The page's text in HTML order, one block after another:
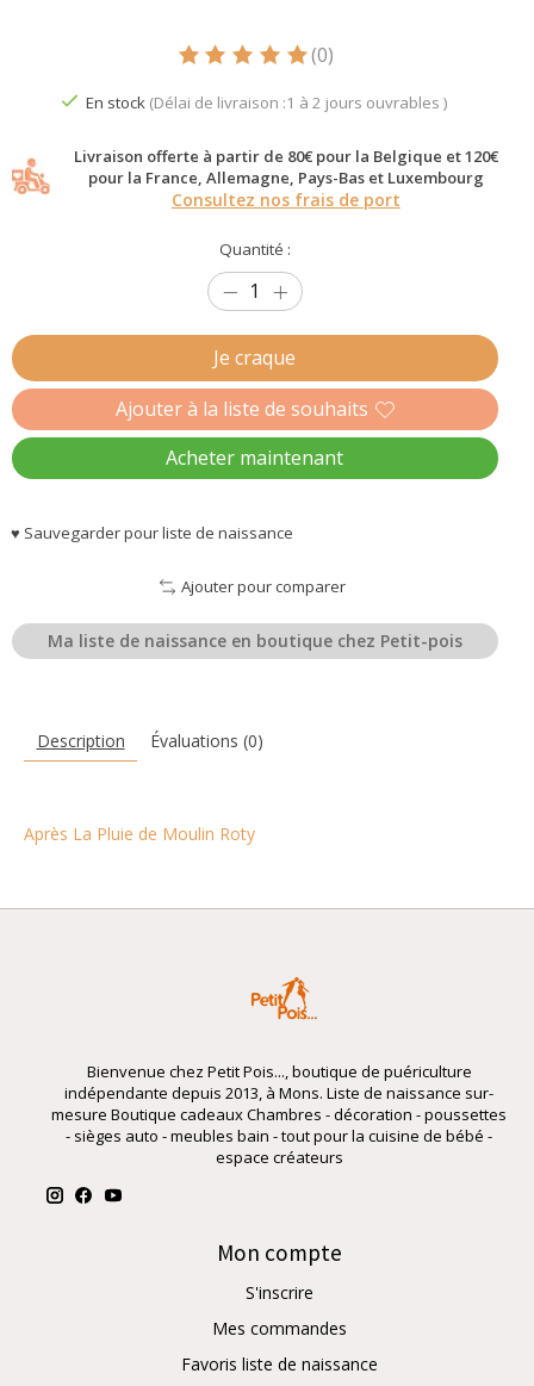
Ce produit est évalué à
(0)
En stock (Délai de livraison :1 à 2 jours ouvrables )
Livraison offerte à partir de 80€ pour la Belgique et 120€
pour la France, Allemagne, Pays-Bas et Luxembourg
Consultez nos frais de port
Quantité :
Je craque
Ajouter à la liste de souhaits
Acheter maintenant
♥ Sauvegarder pour liste de naissance
Ajouter pour comparer
Ma liste de naissance en boutique chez Petit-pois
Description Évaluations (0)
Après La Pluie de Moulin Roty
Bienvenue chez Petit Pois..., boutique de puériculture
indépendante depuis 2013, à Mons. Liste de naissance sur-
mesure Boutique cadeaux Chambres - décoration - poussettes
- sièges auto - meubles bain - tout pour la cuisine de bébé -
espace créateurs
Mon compte
S'inscrire
Mes commandes
Favoris liste de naissance